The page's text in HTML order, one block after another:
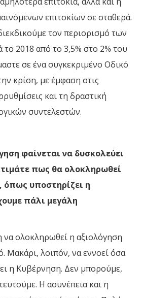
επιτοκίων σε σταθερά.
τον περιορισμό των
το 2018 από το 3,5% στο 2% του
σε ένα συγκεκριμένο Οδικό
κρίση, με έμφαση στις
και τη δραστική
συντελεστών.
φαίνεται να δυσκολεύει
πως θα ολοκληρωθεί
όπως υποστηρίζει η
πάλι μεγάλη
να ολοκληρωθεί η αξιολόγηση
Μακάρι, λοιπόν, να εννοεί όσα
η Κυβέρνηση. Δεν μπορούμε,
Η ασυνέπεια και η